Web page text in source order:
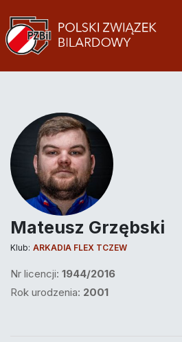
Mateusz Grzębski
Klub: ARKADIA FLEX TCZEW
Nr licencji: 1944/2016
Rok urodzenia: 2001